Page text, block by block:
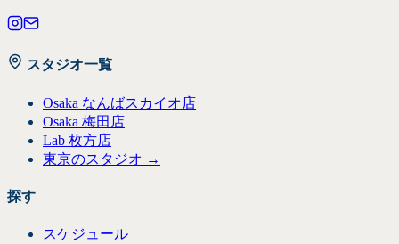
スタジオ一覧
Osaka なんばスカイオ店
Osaka 梅田店
Lab 枚方店
東京のスタジオ →
探す
スケジュール